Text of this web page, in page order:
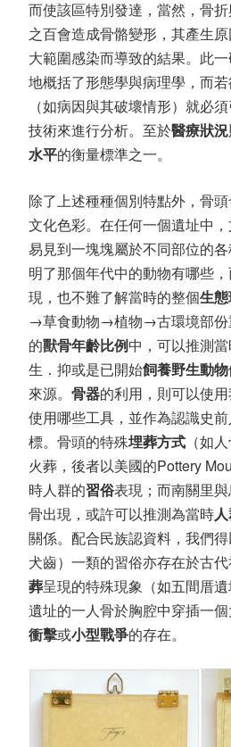
而使該區特別發達，當然，骨
之百會造成骨骼變形，其產生
大範圍感染而導致的結果。此
地概括了形態學與病理學，而
（如病因與其破壞情形）就必
技術來進行分析。至於醫療狀況
水平的衡量標準之一。
除了上述種種個別特點外，骨
文化色彩。在任何一個遺址中
易見到一塊塊屬於不同部位的
明了那個年代中的動物有哪些
現，也不難了解當時的整個生
→草食動物→植物→古環境部份
的獸骨年齡比例中，可以推測
生．抑或是已開始飼養野生動物
來源。 骨器的利用，則可以使
使用哪些工具，並作為認識史
標。骨頭的特殊埋葬方式 （如
火葬，後者以美國的Pottery
時人群的習俗表現；而南關里
骨出現，或許可以推測為當時
關係。配合民族認資料，我們
犬齒）一類的習俗亦存在於古
葬呈現的特殊現象（如五間厝
遺址的一人骨於胸腔中穿插一
衝擊或小型戰爭的存在。